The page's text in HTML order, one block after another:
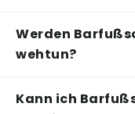
Werden
wehtun?
Kann ich